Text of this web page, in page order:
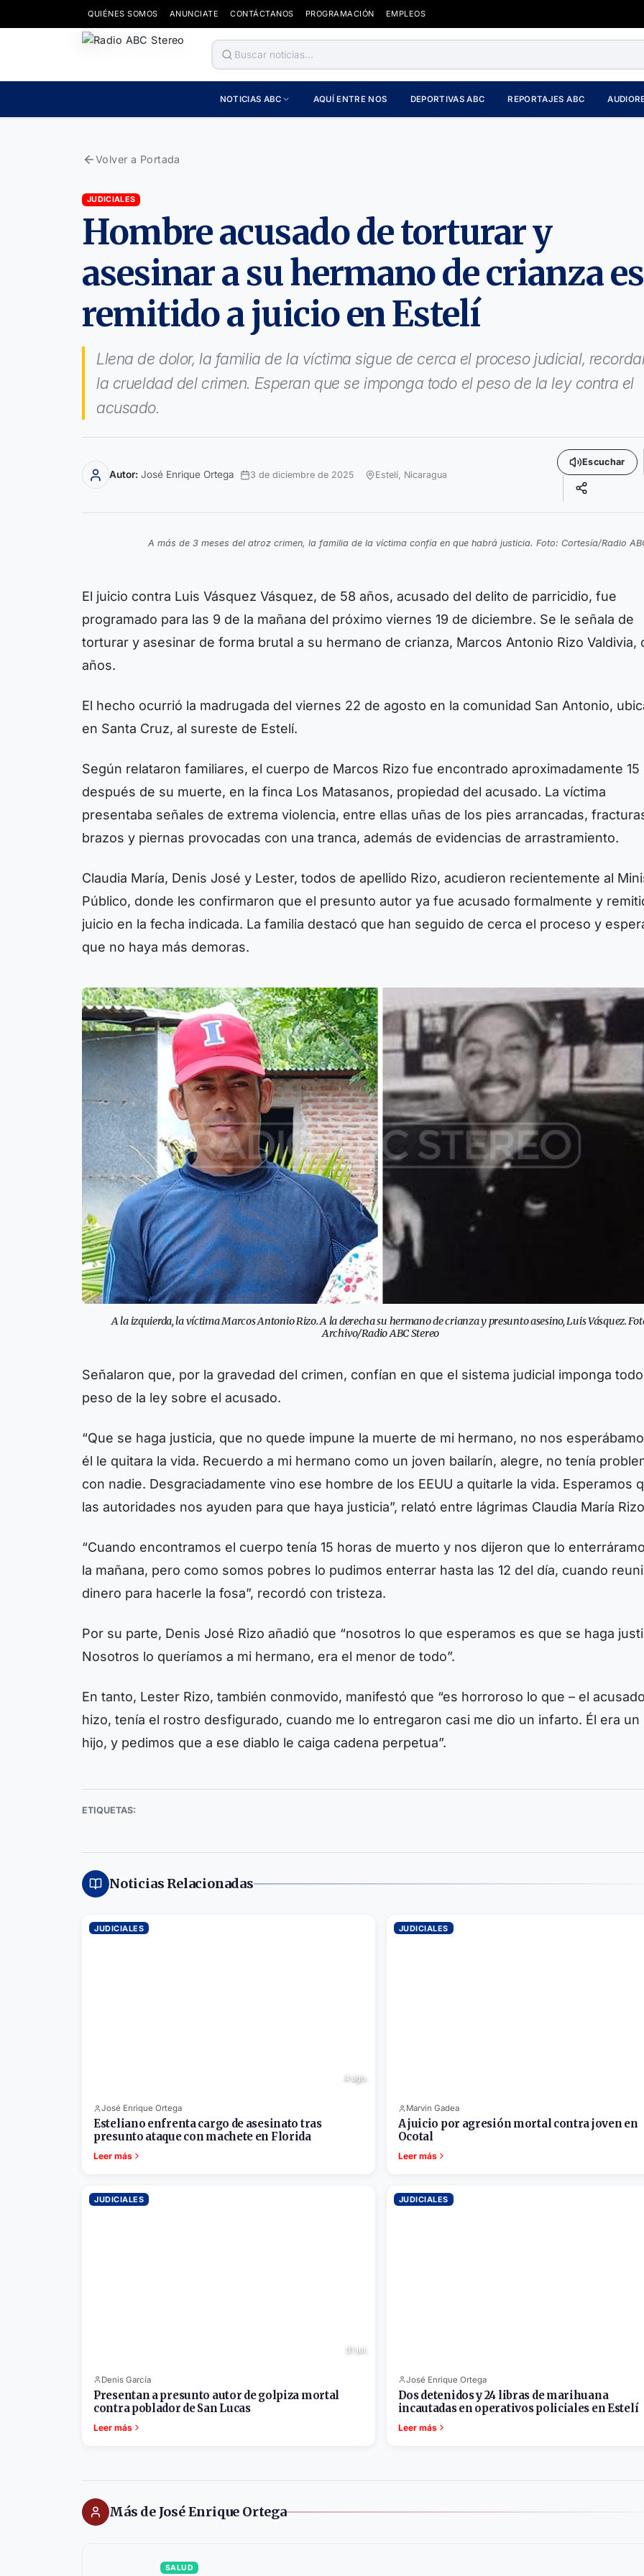
QUIÉNES SOMOS ANUNCIATE CONTÁCTANOS PROGRAMACIÓN EMPLEOS
NOTICIAS ABC AQUÍ ENTRE NOS DEPORTIVAS ABC REPORTAJES ABC
Volver a Portada
JUDICIALES
Hombre acusado de torturar y
asesinar a su hermano de crianza es
remitido a juicio en Estelí
Llena de dolor, la familia de la víctima sigue de cerca el proceso judicial,
la crueldad del crimen. Esperan que se imponga todo el peso de la ley contra el
acusado.
Autor: José Enrique Ortega 3 de diciembre de 2025 Estelí, Nicaragua
Escuchar
A más de 3 meses del atroz crimen, la familia de la víctima confía en que habrá justicia. Foto: Cortesía/Radio
El juicio contra Luis Vásquez Vásquez, de 58 años, acusado del delito de parricidio, fue
programado para las 9 de la mañana del próximo viernes 19 de diciembre. Se le señala de
torturar y asesinar de forma brutal a su hermano de crianza, Marcos Antonio Rizo Valdivia,
años.
El hecho ocurrió la madrugada del viernes 22 de agosto en la comunidad San Antonio,
en Santa Cruz, al sureste de Estelí.
Según relataron familiares, el cuerpo de Marcos Rizo fue encontrado aproximadamente 15
después de su muerte, en la finca Los Matasanos, propiedad del acusado. La víctima
presentaba señales de extrema violencia, entre ellas uñas de los pies arrancadas,
brazos y piernas provocadas con una tranca, además de evidencias de arrastramiento.
Claudia María, Denis José y Lester, todos de apellido Rizo, acudieron recientemente al
Público, donde les confirmaron que el presunto autor ya fue acusado formalmente y
juicio en la fecha indicada. La familia destacó que han seguido de cerca el proceso y
que no haya más demoras.
A la izquierda, la víctima Marcos Antonio Rizo. A la derecha su hermano de crianza y presunto asesino, Luis Vásquez.
Archivo/Radio ABC Stereo
Señalaron que, por la gravedad del crimen, confían en que el sistema judicial imponga
peso de la ley sobre el acusado.
“Que se haga justicia, que no quede impune la muerte de mi hermano, no nos
él le quitara la vida. Recuerdo a mi hermano como un joven bailarín, alegre, no tenía
con nadie. Desgraciadamente vino ese hombre de los EEUU a quitarle la vida. Esperamos
las autoridades nos ayuden para que haya justicia”, relató entre lágrimas Claudia María
“Cuando encontramos el cuerpo tenía 15 horas de muerto y nos dijeron que lo
la mañana, pero como somos pobres lo pudimos enterrar hasta las 12 del día, cuando
dinero para hacerle la fosa”, recordó con tristeza.
Por su parte, Denis José Rizo añadió que “nosotros lo que esperamos es que se haga
Nosotros lo queríamos a mi hermano, era el menor de todo”.
En tanto, Lester Rizo, también conmovido, manifestó que “es horroroso lo que – el
hizo, tenía el rostro desfigurado, cuando me lo entregaron casi me dio un infarto. Él era un
hijo, y pedimos que a ese diablo le caiga cadena perpetua”.
ETIQUETAS:
Noticias Relacionadas
JUDICIALES
4 ago.
José Enrique Ortega
Esteliano enfrenta cargo de asesinato tras
presunto ataque con machete en Florida
Leer más
JUDICIALES
Marvin Gadea
A juicio por agresión mortal contra joven en
Ocotal
Leer más
JUDICIALES
31 jul.
Denis García
Presentan a presunto autor de golpiza mortal
contra poblador de San Lucas
Leer más
JUDICIALES
José Enrique Ortega
Dos detenidos y 24 libras de marihuana
incautadas en operativos policiales en Estelí
Leer más
Más de José Enrique Ortega
SALUD